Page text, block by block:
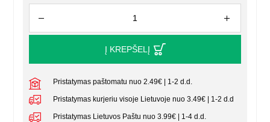
Į KREPŠELĮ
Pristatymas paštomatu nuo 2.49€ | 1-2 d.d.
Pristatymas kurjeriu visoje Lietuvoje nuo 3.49€ | 1-2 d.d
Pristatymas Lietuvos Paštu nuo 3.99€ | 1-4 d.d.